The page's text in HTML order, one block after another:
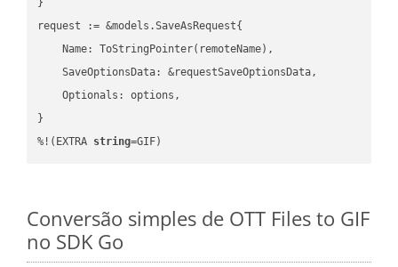
}
request := &models.SaveAsRequest{
    Name: ToStringPointer(remoteName),
    SaveOptionsData: &requestSaveOptionsData,
    Optionals: options,
}
%!(EXTRA string=GIF)
Conversão simples de OTT Files to GIF
no SDK Go